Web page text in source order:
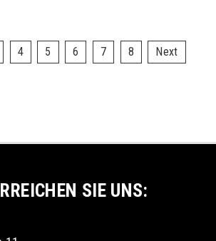
4 5 6 7 8 Next
SIE UNS: